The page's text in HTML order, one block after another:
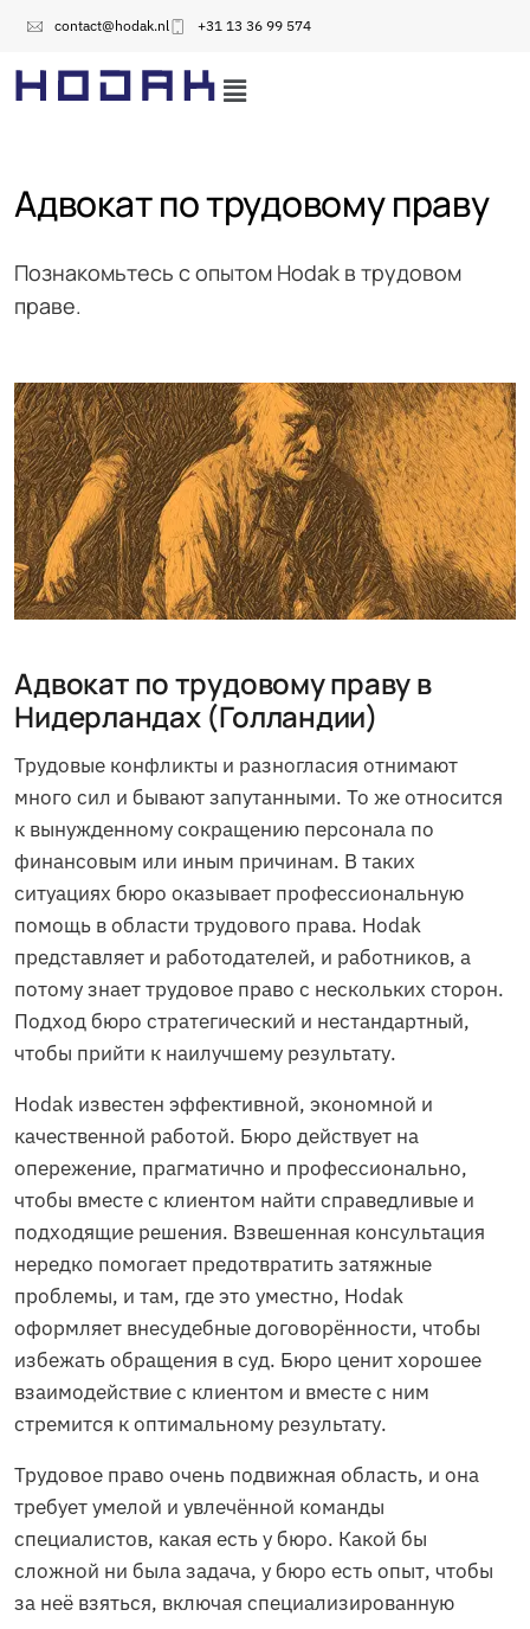
contact@hodak.nl +31 13 36 99 574
Адвокат по трудовому праву
Познакомьтесь с опытом Hodak в трудовом
праве.
Адвокат по трудовому праву в
Нидерландах (Голландии)
Трудовые конфликты и разногласия отнимают
много сил и бывают запутанными. То же относится
к вынужденному сокращению персонала по
финансовым или иным причинам. В таких
ситуациях бюро оказывает профессиональную
помощь в области трудового права. Hodak
представляет и работодателей, и работников, а
потому знает трудовое право с нескольких сторон.
Подход бюро стратегический и нестандартный,
чтобы прийти к наилучшему результату.
Hodak известен эффективной, экономной и
качественной работой. Бюро действует на
опережение, прагматично и профессионально,
чтобы вместе с клиентом найти справедливые и
подходящие решения. Взвешенная консультация
нередко помогает предотвратить затяжные
проблемы, и там, где это уместно, Hodak
оформляет внесудебные договорённости, чтобы
избежать обращения в суд. Бюро ценит хорошее
взаимодействие с клиентом и вместе с ним
стремится к оптимальному результату.
Трудовое право очень подвижная область, и она
требует умелой и увлечённой команды
специалистов, какая есть у бюро. Какой бы
сложной ни была задача, у бюро есть опыт, чтобы
за неё взяться, включая специализированную